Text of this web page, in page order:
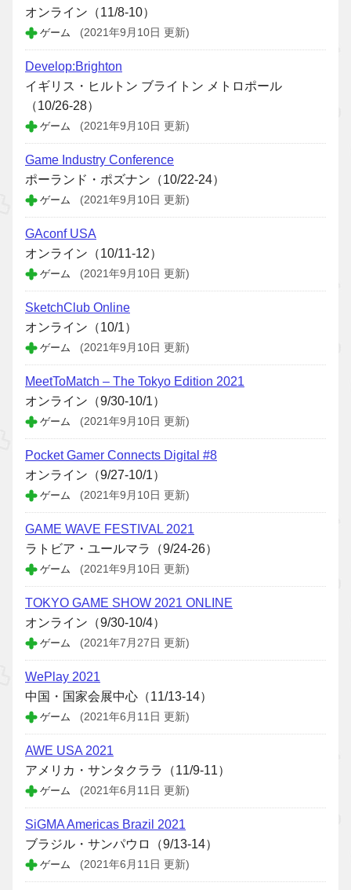
オンライン（11/8-10）
ゲーム (2021年9月10日 更新)
Develop:Brighton
イギリス・ヒルトン ブライトン メトロポール
（10/26-28）
ゲーム (2021年9月10日 更新)
Game Industry Conference
ポーランド・ポズナン（10/22-24）
ゲーム (2021年9月10日 更新)
GAconf USA
オンライン（10/11-12）
ゲーム (2021年9月10日 更新)
SketchClub Online
オンライン（10/1）
ゲーム (2021年9月10日 更新)
MeetToMatch – The Tokyo Edition 2021
オンライン（9/30-10/1）
ゲーム (2021年9月10日 更新)
Pocket Gamer Connects Digital #8
オンライン（9/27-10/1）
ゲーム (2021年9月10日 更新)
GAME WAVE FESTIVAL 2021
ラトビア・ユールマラ（9/24-26）
ゲーム (2021年9月10日 更新)
TOKYO GAME SHOW 2021 ONLINE
オンライン（9/30-10/4）
ゲーム (2021年7月27日 更新)
WePlay 2021
中国・国家会展中心（11/13-14）
ゲーム (2021年6月11日 更新)
AWE USA 2021
アメリカ・サンタクララ（11/9-11）
ゲーム (2021年6月11日 更新)
SiGMA Americas Brazil 2021
ブラジル・サンパウロ（9/13-14）
ゲーム (2021年6月11日 更新)